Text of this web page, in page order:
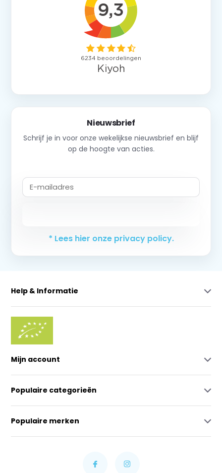
Nieuwsbrief
Schrijf je in voor onze wekelijkse nieuwsbrief en blijf
op de hoogte van acties.
* Lees hier onze privacy policy.
Help & Informatie
Mijn account
Populaire categorieën
Populaire merken